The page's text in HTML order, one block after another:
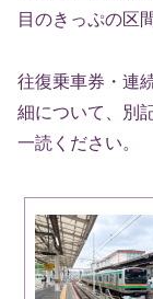
目のきっぷの区
往復乗車券・連
細について、別
一読ください。